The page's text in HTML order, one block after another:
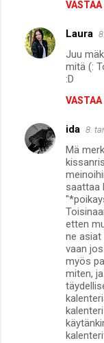
VASTAA
Laura
Juu
mitä (:
:D
VASTAA
ida 8.
Mä
saattaa
etten
ne asiat
vaan
myös
miten,